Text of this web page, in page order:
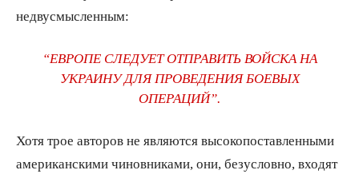
недвусмысленным:
“ЕВРОПЕ СЛЕДУЕТ ОТПРАВИТЬ ВОЙСКА НА
УКРАИНУ ДЛЯ ПРОВЕДЕНИЯ БОЕВЫХ
ОПЕРАЦИЙ”.
Хотя трое авторов не являются высокопоставленными
американскими чиновниками, они, безусловно, входят